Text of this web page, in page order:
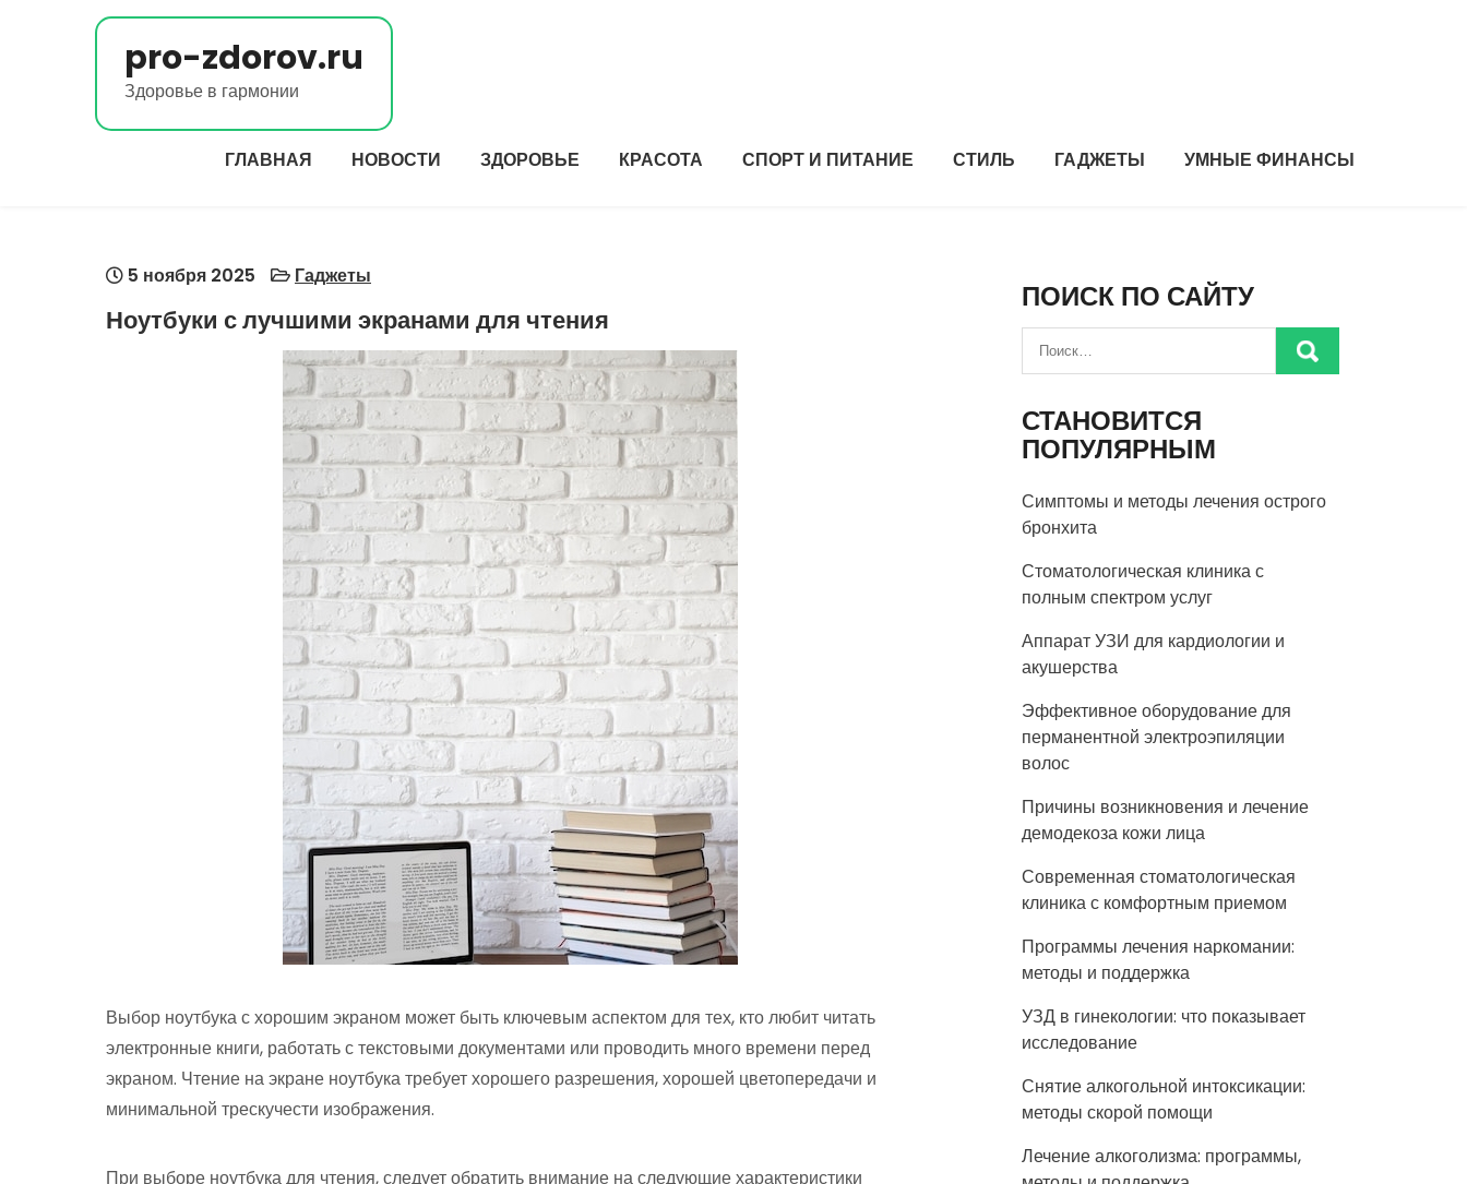
pro-zdorov.ru
Здоровье в гармонии
ГЛАВНАЯ НОВОСТИ ЗДОРОВЬЕ КРАСОТА СПОРТ И ПИТАНИЕ СТИЛЬ ГАДЖЕТЫ УМНЫЕ ФИНАНСЫ
5 ноября 2025 Гаджеты
Ноутбуки с лучшими экранами для чтения
Выбор ноутбука с хорошим экраном может быть ключевым аспектом для тех, кто любит читать
электронные книги, работать с текстовыми документами или проводить много времени перед
экраном. Чтение на экране ноутбука требует хорошего разрешения, хорошей цветопередачи и
минимальной трескучести изображения.
При выборе ноутбука для чтения, следует обратить внимание на следующие характеристики
ПОИСК ПО САЙТУ
СТАНОВИТСЯ
ПОПУЛЯРНЫМ
Симптомы и методы лечения острого
бронхита
Стоматологическая клиника с
полным спектром услуг
Аппарат УЗИ для кардиологии и
акушерства
Эффективное оборудование для
перманентной электроэпиляции
волос
Причины возникновения и лечение
демодекоза кожи лица
Современная стоматологическая
клиника с комфортным приемом
Программы лечения наркомании:
методы и поддержка
УЗД в гинекологии: что показывает
исследование
Снятие алкогольной интоксикации:
методы скорой помощи
Лечение алкоголизма: программы,